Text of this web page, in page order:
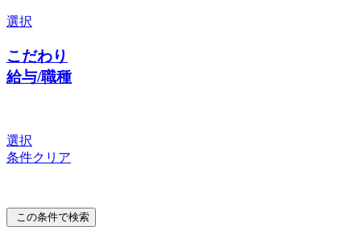
選択
こだわり
給与/職種
選択
条件クリア
この条件で検索